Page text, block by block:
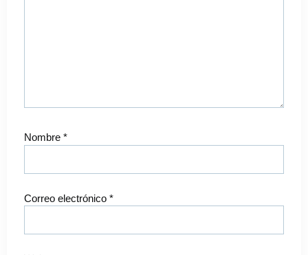
Nombre *
Correo electrónico *